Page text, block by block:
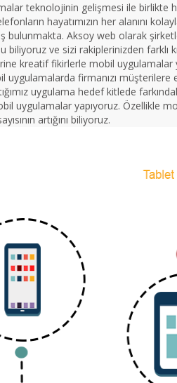
teknolojinin gelişmesi ile birlikte
hayatımızın her alanını
bulunmakta. Aksoy web olarak
biliyoruz ve sizi rakiplerinizden farklı
kreatif fikirlerle mobil uygulamalar
uygulamalarda firmanızı
uygulama hedef kitlede
uygulamalar yapıyoruz. Özellikle
artığını biliyoruz.